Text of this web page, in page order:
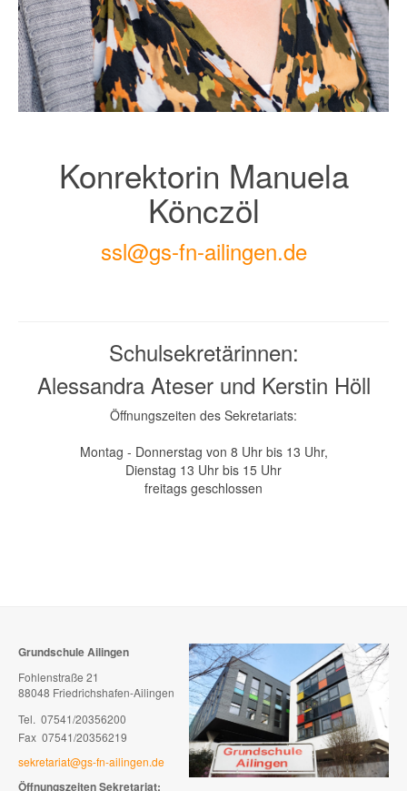
Konrektorin Manuela
Könczöl
ssl@gs-fn-ailingen.de
Schulsekretärinnen:
Alessandra Ateser und Kerstin Höll
Öffnungszeiten des Sekretariats:
Montag - Donnerstag von 8 Uhr bis 13 Uhr,
Dienstag 13 Uhr bis 15 Uhr
freitags geschlossen
Grundschule Ailingen
Fohlenstraße 21
88048 Friedrichshafen-Ailingen
Tel. 07541/20356200
Fax 07541/20356219
sekretariat@gs-fn-ailingen.de
Öffnungszeiten Sekretariat: